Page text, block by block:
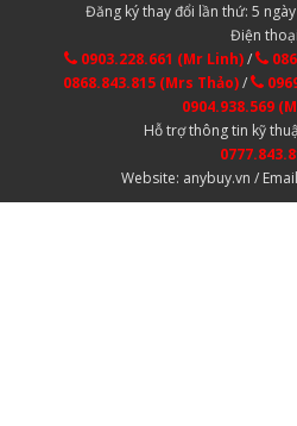
Đăng ký thay đổi lần thứ: 5
Điện
0903.228.661 (Mr Linh)/
0868.843.815 (Mrs Thảo)/
0904.938.569
Hỗ trợ thông tin kỹ
Website: anybuy.vn /